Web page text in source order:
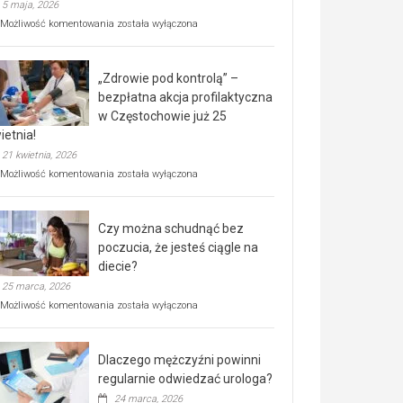
5 maja, 2026
Możliwość komentowania Rusza
rehabilitacji
dla
seniorów!
została wyłączona
„Zdrowie pod kontrolą” –
bezpłatna akcja profilaktyczna
w Częstochowie już 25
21 kwietnia, 2026
Możliwość komentowania „Zdrowie
bezpłatna
akcja
profilaktyczna
w
już
kwietnia!
została wyłączona
Czy można schudnąć bez
poczucia, że jesteś ciągle na
diecie?
25 marca, 2026
Możliwość komentowania Czy
poczucia,
że
została wyłączona
Dlaczego mężczyźni powinni
regularnie odwiedzać urologa?
24 marca, 2026